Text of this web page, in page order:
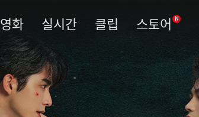
영화 실시간 클립 스토어 N